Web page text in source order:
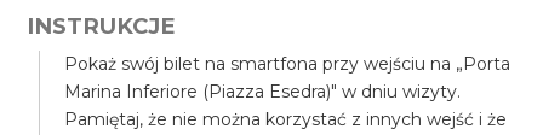
INSTRUKCJE
Pokaż swój bilet na smartfona przy wejściu na „Porta
Marina Inferiore (Piazza Esedra)" w dniu wizyty.
Pamiętaj, że nie można korzystać z innych wejść i że